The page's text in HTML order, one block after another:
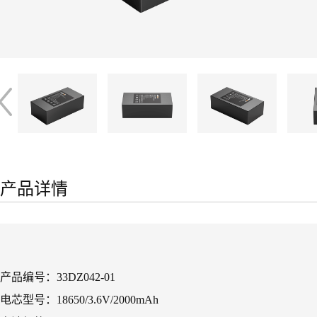
产品详情
产品编号：33DZ042-01
电芯型号：18650/3.6V/2000mAh